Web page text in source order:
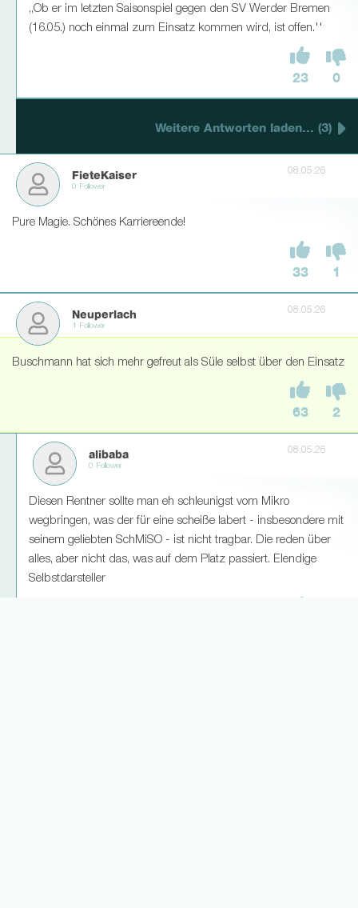
,,Ob er im letzten Saisonspiel gegen den SV Werder Bremen
(16.05.) noch einmal zum Einsatz kommen wird, ist offen.''
23 0
Weitere Antworten laden... (3)
FieteKaiser
0 Follower
08.05.26
Pure Magie. Schönes Karriereende!
33 1
Neuperlach
1 Follower
08.05.26
Buschmann hat sich mehr gefreut als Süle selbst über den Einsatz
63 2
alibaba
0 Follower
08.05.26
Diesen Rentner sollte man eh schleunigst vom Mikro
wegbringen, was der für eine scheiße labert - insbesondere mit
seinem geliebten SchMiSO - ist nicht tragbar. Die reden über
alles, aber nicht das, was auf dem Platz passiert. Elendige
Selbstdarsteller